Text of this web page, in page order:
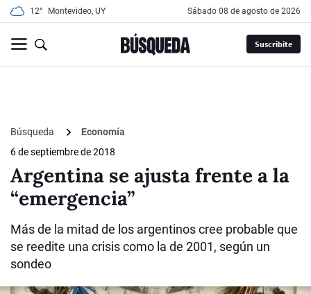
12° Montevideo, UY sábado 08 de agosto de 2026
Suscribite
Búsqueda
Economía
6 de septiembre de 2018
Argentina se ajusta frente a la
“emergencia”
Más de la mitad de los argentinos cree probable que
se reedite una crisis como la de 2001, según un
sondeo